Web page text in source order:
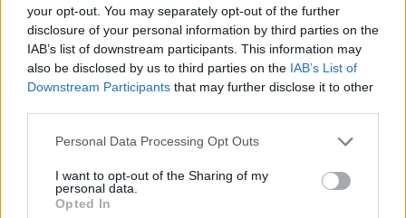
your opt-out. You may separately opt-out of the further
disclosure of your personal information by third parties on the
IAB’s list of downstream participants. This information may
also be disclosed by us to third parties on the IAB’s List of
Downstream Participants that may further disclose it to other
Personal Data Processing Opt Outs
I want to opt-out of the Sharing of my
personal data.
Opted In
A piacok visszaesése mögött az állhat, hogy az elmúlt
idôszak jelentôs emelkedését egyfajta természetes
haszonrealizálás követte, és mivel új, kedvezô hír nem
került a piacra, a vételi oldal kissé beszűkölt a profit
változásról. A Dow (-79.7, 10,735.6) gyengülését
leginkább...